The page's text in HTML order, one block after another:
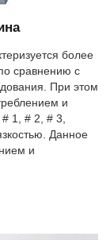
более
сравнению с
При этом
и
1, # 2, # 3,
Данное
и